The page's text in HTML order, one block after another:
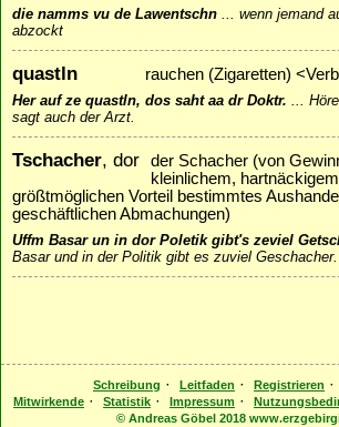
die namms vu de Lawentschn ... wenn jemand
abzockt
quastln rauchen (Zigaretten)
Her auf ze quastln, dos saht aa dr Doktr. ...
sagt auch der Arzt.
Tschacher, dor
der Schacher (von
kleinlichem,
größtmöglichen Vorteil bestimmtes
geschäftlichen Abmachungen)
Uffm Basar un in dor Poletik gibt's zeviel
Basar und in der Politik gibt es zuviel Geschacher.
Schreibung · Leitfaden · Registrieren ·
Mitwirkende · Statistik · Impressum ·
© Andreas Göbel 2018